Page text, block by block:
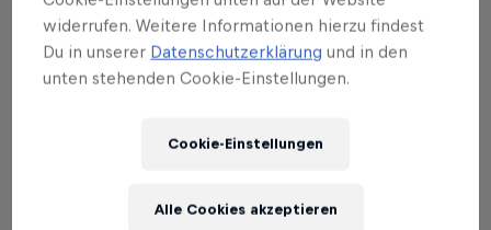
Wenn man nur so an der Oberfläche unterwegs ist,
könnte man damit durchkommen, Arkan für einen
der freshesten Newcomer der letzten ein, zwei
Referenzen auf seiner aktueller „Robota“-EP sind
technisch astrein und sofort unverwechselbar, und
widerrufen. Weitere Informationen hierzu findest
Du in unserer Datenschutzerklärung und in den
unten stehenden Cookie-Einstellungen.
Cookie-Einstellungen
Alle Cookies akzeptieren